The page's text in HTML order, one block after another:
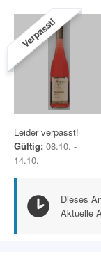
Verpasst!
Leider verpasst!
Gültig: 08.10. -
14.10.
Dieses
Aktuelle